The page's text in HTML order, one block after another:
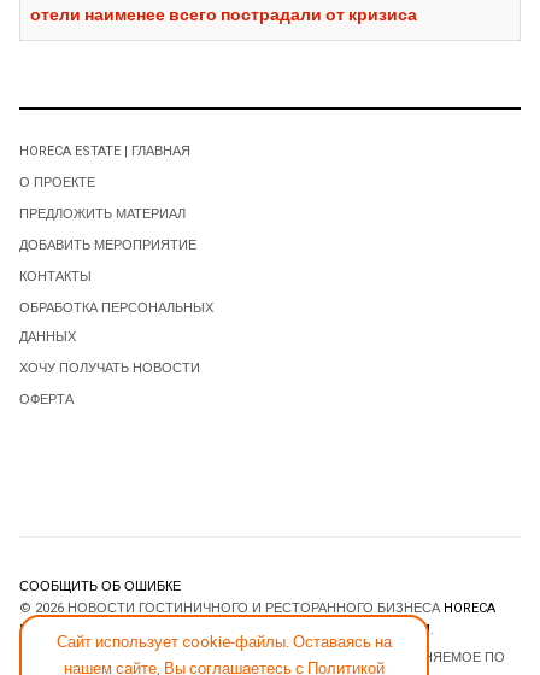
отели наименее всего пострадали от кризиса
Сайт использует cookie-файлы. Оставаясь на
нашем сайте, Вы соглашаетесь с Политикой
HORECA ESTATE | ГЛАВНАЯ
О ПРОЕКТЕ
ПРЕДЛОЖИТЬ МАТЕРИАЛ
ДОБАВИТЬ МЕРОПРИЯТИЕ
КОНТАКТЫ
ОБРАБОТКА ПЕРСОНАЛЬНЫХ
ДАННЫХ
ХОЧУ ПОЛУЧАТЬ НОВОСТИ
ОФЕРТА
СООБЩИТЬ ОБ ОШИБКЕ
© 2026 НОВОСТИ ГОСТИНИЧНОГО И РЕСТОРАННОГО БИЗНЕСА HORECA
ESTATE
JOOMLART.COM.
- ПРОГРАММНОЕ ОБЕСПЕЧЕНИЕ, РАСПРОСТРАНЯЕМОЕ ПО